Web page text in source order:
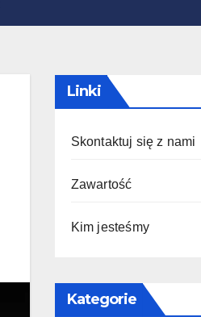
Linki
Skontaktuj się z nami
Zawartość
Kim jesteśmy
Kategorie